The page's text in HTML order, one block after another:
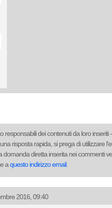
responsabili dei contenuti da loro inseriti -
risposta rapida, si prega di utilizzare
domanda diretta inserita nei commenti
aquesto indirizzo email.
2016, 09:40